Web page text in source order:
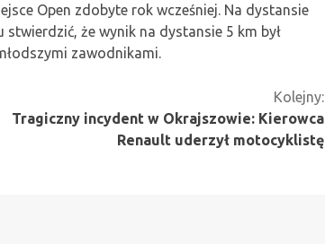
Open zdobyte rok wcześniej. Na dystansie
że wynik na dystansie 5 km był
zawodnikami.
Kolejny:
Tragiczny incydent w Okrajszowie: Kierowca
Renault uderzył motocyklistę